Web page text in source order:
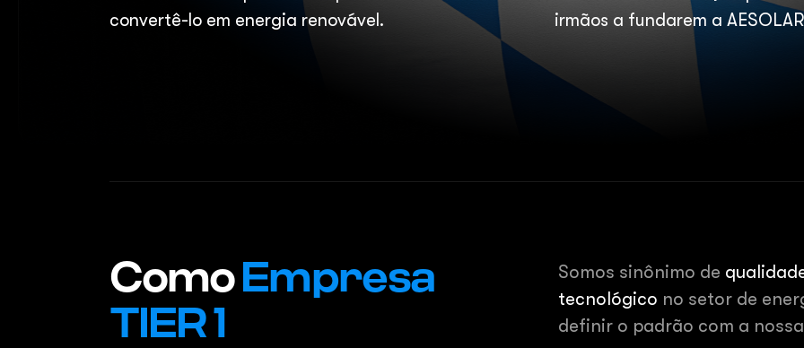
convertê-lo em energia renovável.
irmãos a fundarem a
ComoEmpresa
TIER 1
Somos sinônimo de
tecnológico no setor de
definir o padrão com a